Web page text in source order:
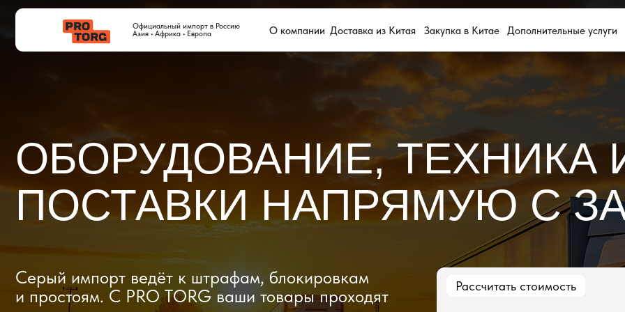
О компании Доставка из Китая Закупка в Китае Дополнительные услуги 8
Официальный импорт в Россию
Азия • Африка • Европа
ОБОРУДОВАНИЕ, ТЕХНИКА И
ПОСТАВКИ НАПРЯМУЮ С
Рассчитать стоимость
Рассчитать стоимость
Серый импорт ведёт к штрафам, блокировкам
и простоям. C PRO TORG ваши товары проходят
проверки с первого раза, приходят в срок
и легально выходят на рынок.